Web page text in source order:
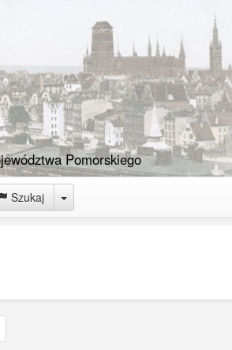
Pomorskiego
Szukaj Toggle Dropdown